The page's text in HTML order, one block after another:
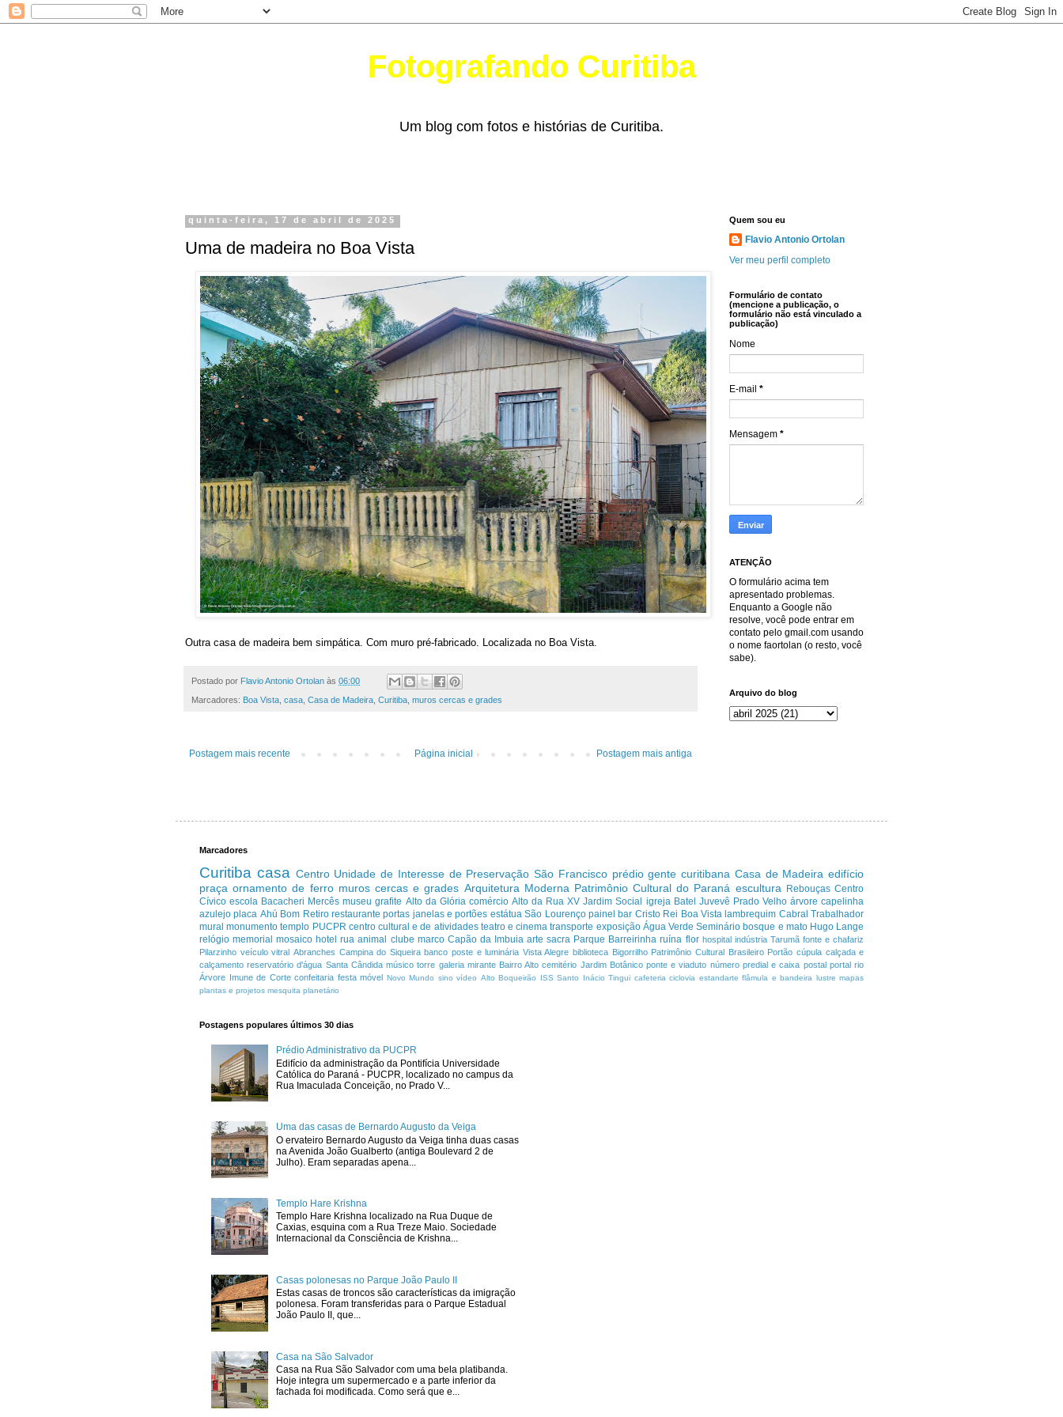
Fotografando Curitiba
Um blog com fotos e histórias de Curitiba.
quinta-feira, 17 de abril de 2025
Uma de madeira no Boa Vista
Outra casa de madeira bem simpática. Com muro pré-fabricado. Localizada no Boa Vista.
Postado por Flavio Antonio Ortolan às 06:00
Marcadores: Boa Vista casa Casa de Madeira Curitiba muros cercas e grades
Postagem mais recente Postagem mais antiga
Página inicial
Quem sou eu
Flavio Antonio Ortolan
Ver meu perfil completo
Formulário de contato
(mencione a publicação, o
formulário não está vinculado a
publicação)
Nome
E-mail *
Mensagem *
ATENÇÃO
O formulário acima tem
apresentado problemas.
Enquanto a Google não
resolve, você pode entrar em
contato pelo gmail.com usando
o nome faortolan (o resto, você
sabe).
Arquivo do blog
Marcadores
Curitiba casa Centro Unidade de Interesse de Preservação São Francisco prédio gente curitibana Casa de Madeira edifício
praça ornamento de ferro muros cercas e grades Arquitetura Moderna Patrimônio Cultural do Paraná escultura Rebouças Centro
Cívico escola Bacacheri Mercês museu grafite Alto da Glória comércio Alto da Rua XV Jardim Social igreja Batel Juvevê Prado Velho árvore capelinha
azulejo placa Ahú Bom Retiro restaurante portas janelas e portões estátua São Lourenço painel bar Cristo Rei Boa Vista lambrequim Cabral Trabalhador
mural monumento templo PUCPR centro cultural e de atividades teatro e cinema transporte exposição Água Verde Seminário bosque e mato Hugo Lange
relógio memorial mosaico hotel rua animal clube marco Capão da Imbuia arte sacra Parque Barreirinha ruína flor hospital indústria Tarumã fonte e chafariz
Pilarzinho veículo vitral Abranches Campina do Siqueira banco poste e luminária Vista Alegre biblioteca Bigorrilho Patrimônio Cultural Brasileiro Portão cúpula calçada e
calçamento reservatório d'água Santa Cândida músico torre galeria mirante Bairro Alto cemitério Jardim Botânico ponte e viaduto número predial e caixa postal portal rio
Árvore Imune de Corte confeitaria festa móvel Novo Mundo sino vídeo Alto Boqueirão ISS Santo Inácio Tingui cafeteria ciclovia estandarte flâmula e bandeira lustre mapas
plantas e projetos mesquita planetário
Postagens populares últimos 30 dias
Prédio Administrativo da PUCPR
Edifício da administração da Pontifícia Universidade
Católica do Paraná - PUCPR, localizado no campus da
Rua Imaculada Conceição, no Prado V...
Uma das casas de Bernardo Augusto da Veiga
O ervateiro Bernardo Augusto da Veiga tinha duas casas
na Avenida João Gualberto (antiga Boulevard 2 de
Julho). Eram separadas apena...
Templo Hare Krishna
Templo Hare Krishna localizado na Rua Duque de
Caxias, esquina com a Rua Treze Maio. Sociedade
Internacional da Consciência de Krishna...
Casas polonesas no Parque João Paulo II
Estas casas de troncos são características da imigração
polonesa. Foram transferidas para o Parque Estadual
João Paulo II, que...
Casa na São Salvador
Casa na Rua São Salvador com uma bela platibanda.
Hoje integra um supermercado e a parte inferior da
fachada foi modificada. Como será que e...